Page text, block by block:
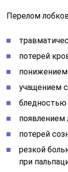
Перелом
потерей
понижением
учащением
бледностью
появлением
потерей
резкой
при